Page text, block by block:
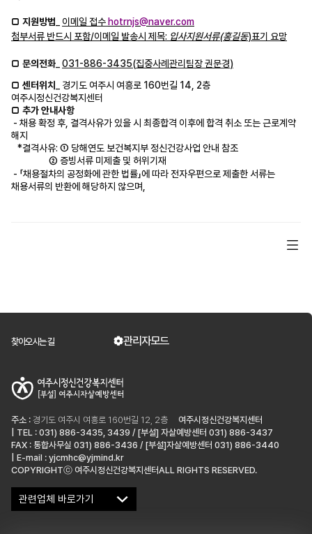
□ 지원방법 이메일 접수 hotrnjs@naver.com
첨부서류 반드시 포함/이메일 발송시 제목: 입사지원서류(홍길동)표기 요망
□ 문의전화 031-886-3435(집중사례관리팀장 권문경)
□ 센터위치 경기도 여주시 여흥로 160번길 14, 2층
여주시정신건강복지센터
□ 추가 안내사항
- 채용 확정 후 결격사유가 있을 시 최종합격 이후에 합격 취소 또는 근로계약
해지
*결격사유: ① 당해연도 보건복지부 정신건강사업 안내 참조
② 증빙서류 미제출 및 허위기재
- 「채용절차의 공정화에 관한 법률」에 따라 전자우편으로 제출한 서류는
채용서류의 반환에 해당하지 않으며
찾아오시는 길 관리자모드
주소 : 경기도 여주시 여흥로 160번길 12, 2층
여주시정신건강복지센터
| TEL : 031) 886-3435, 3439 / [부설] 자살예방센터 031) 886-3437
FAX : 통합사무실 031) 886-3436 / [부설]자살예방센터 031) 886-3440
| E-mail : yjcmhc@yjmind.kr
COPYRIGHTⓒ 여주시정신건강복지센터ALL RIGHTS RESERVED.
관련업체 바로가기